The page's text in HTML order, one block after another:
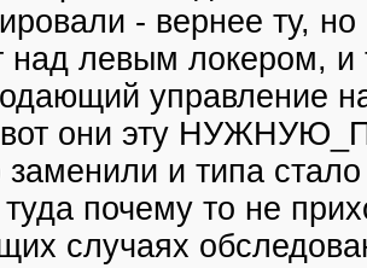
- вернее ту,
над левым локером,
управление
вот они эту
заменили и типа
почему то не
случаях